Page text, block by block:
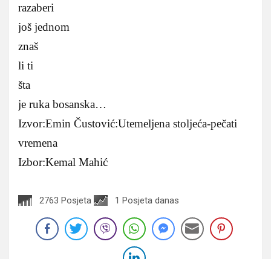
razaberi
još jednom
znaš
li ti
šta
je ruka bosanska…
Izvor:Emin Čustović:Utemeljena stoljeća-pečati
vremena
Izbor:Kemal Mahić
2763 Posjeta 1 Posjeta danas